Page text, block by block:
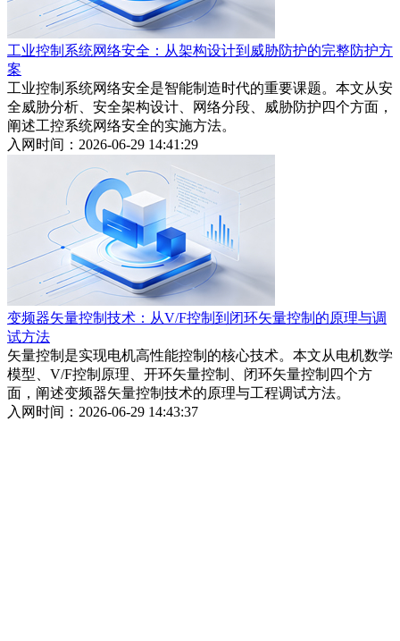
工业控制系统网络安全：从架构设计到威胁防护的完整防护方
案
工业控制系统网络安全是智能制造时代的重要课题。本文从安
全威胁分析、安全架构设计、网络分段、威胁防护四个方面，
阐述工控系统网络安全的实施方法。
入网时间：2026-06-29 14:41:29
变频器矢量控制技术：从V/F控制到闭环矢量控制的原理与调
试方法
矢量控制是实现电机高性能控制的核心技术。本文从电机数学
模型、V/F控制原理、开环矢量控制、闭环矢量控制四个方
面，阐述变频器矢量控制技术的原理与工程调试方法。
入网时间：2026-06-29 14:43:37